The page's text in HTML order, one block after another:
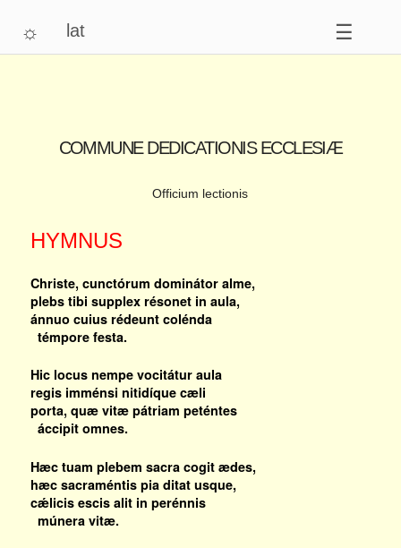
☼ lat ☰
COMMUNE DEDICATIONIS ECCLESIÆ
Officium lectionis
HYMNUS
Christe, cunctórum dominátor alme,
plebs tibi supplex résonet in aula,
ánnuo cuius rédeunt colénda
témpore festa.
Hic locus nempe vocitátur aula
regis imménsi nitidíque cæli
porta, quæ vitæ pátriam peténtes
áccipit omnes.
Hæc tuam plebem sacra cogit ædes,
hæc sacraméntis pia ditat usque,
cǽlicis escis alit in perénnis
múnera vitæ.